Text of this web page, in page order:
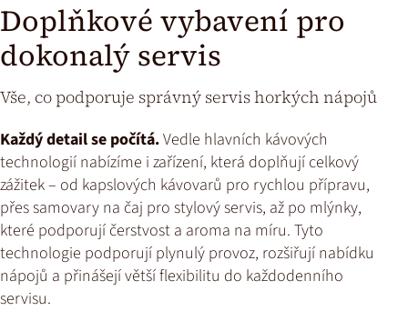
Doplňkové vybavení pro
dokonalý servis
Vše, co podporuje správný servis horkých nápojů
Každý detail se počítá.Vedle hlavních kávových
technologií nabízíme i zařízení, která doplňují celkový
zážitek – od kapslových kávovarů pro rychlou přípravu,
přes samovary na čaj pro stylový servis, až po mlýnky,
které podporují čerstvost a aroma na míru. Tyto
technologie podporují plynulý provoz, rozšiřují nabídku
nápojů a přinášejí větší flexibilitu do každodenního
servisu.